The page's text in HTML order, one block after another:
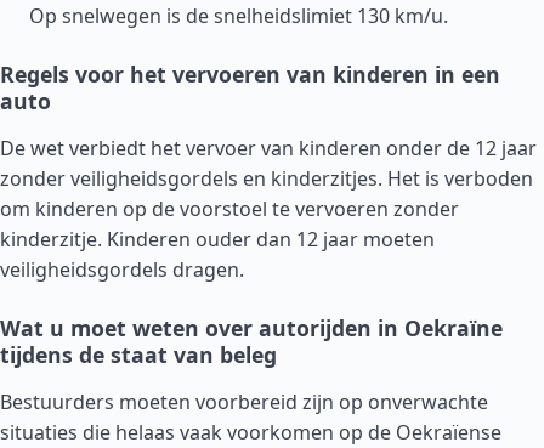
Op snelwegen is de snelheidslimiet 130 km/u.
Regels voor het vervoeren van kinderen in een
auto
De wet verbiedt het vervoer van kinderen onder de 12 jaar
zonder veiligheidsgordels en kinderzitjes. Het is verboden
om kinderen op de voorstoel te vervoeren zonder
kinderzitje. Kinderen ouder dan 12 jaar moeten
veiligheidsgordels dragen.
Wat u moet weten over autorijden in Oekraïne
tijdens de staat van beleg
Bestuurders moeten voorbereid zijn op onverwachte
situaties die helaas vaak voorkomen op de Oekraïense